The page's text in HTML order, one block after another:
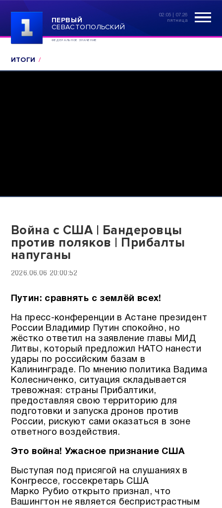
ПЕРВЫЙ
СЕВАСТОПОЛЬСКИЙ
ФЕДЕРАЛЬНОЕ ЗНАЧЕНИЕ
02:05 | 07.26
пятница
ИТОГИ
Война с США | Бандеровцы
против поляков | Прибалты
напуганы
2026.06.06 20:00:52
Путин: сравнять с землёй всех!
На пресс-конференции в Астане президент
России Владимир Путин спокойно, но
жёстко ответил на заявление главы МИД
Литвы, который предложил НАТО нанести
удары по российским базам в
Калининграде. По мнению политика Вадима
Колесниченко, ситуация складывается
тревожная: страны Прибалтики,
предоставляя свою территорию для
подготовки и запуска дронов против
России, рискуют сами оказаться в зоне
ответного воздействия.
Это война! Ужасное признание США
Выступая под присягой на слушаниях в
Конгрессе, госсекретарь США
Марко Рубио открыто признал, что
Вашингтон не является беспристрастным